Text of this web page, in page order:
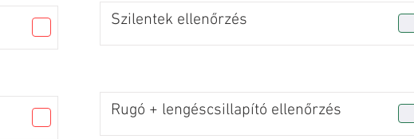
Szilentek ellenőrzés
Rugó + lengéscsillapító ellenőrzés